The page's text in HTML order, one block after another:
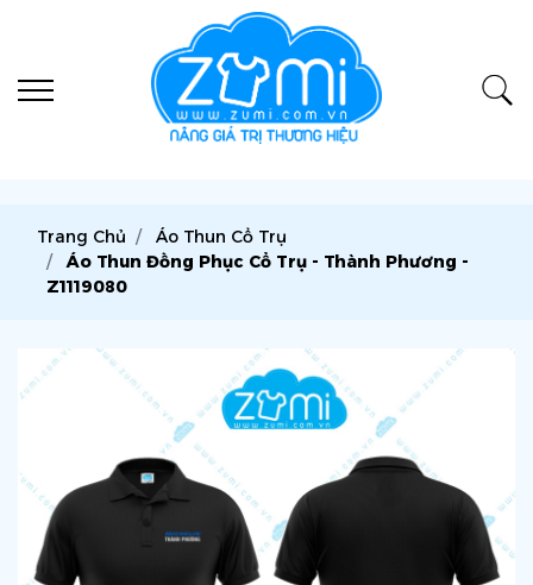
Trang Chủ
Áo Thun Cổ Trụ
Áo Thun Đồng Phục Cổ Trụ - Thành Phương -
Z1119080